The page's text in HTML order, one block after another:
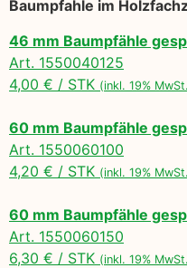
Baumpfahle im
46 mm Baumpfähle
Art. 1550040125
4,00 € / STK (inkl. 19%
60 mm Baumpfähle
Art. 1550060100
4,20 € / STK (inkl. 19%
60 mm Baumpfähle
Art. 1550060150
6,30 € / STK (inkl. 19%